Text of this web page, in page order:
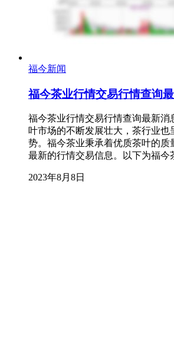
福今新闻
福今茶业行情交易行情查询
福今茶业行情交易行情查询最新消
叶市场的不断发展壮大，茶行业也
势。福今茶业秉承着优质茶叶的质
最新的行情交易信息。以下为福
2023年8月8日